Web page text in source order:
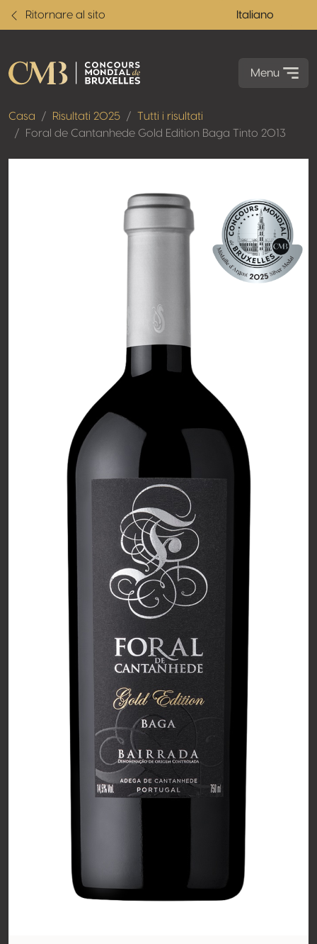
Ritornare al sito Italiano
Menu
Casa Risultati 2025
Tutti i risultati
Foral de Cantanhede Gold Edition Baga Tinto 2013